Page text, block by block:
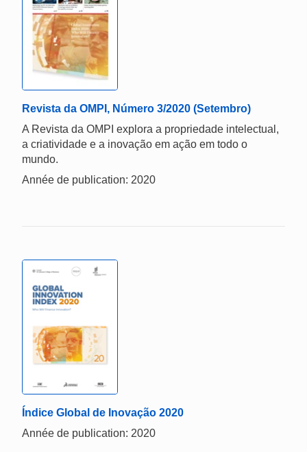
Revista da OMPI, Número 3/2020 (Setembro)
A Revista da OMPI explora a propriedade intelectual,
a criatividade e a inovação em ação em todo o
mundo.
Année de publication: 2020
Índice Global de Inovação 2020
Année de publication: 2020